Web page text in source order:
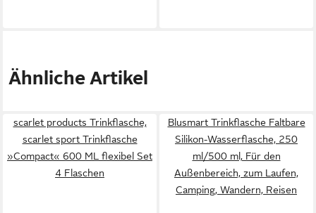
Ähnliche Artikel
scarlet products Trinkflasche,
scarlet sport Trinkflasche
»Compact« 600 ML flexibel Set
4 Flaschen
Blusmart Trinkflasche Faltbare
Silikon-Wasserflasche, 250
ml/500 ml, Für den
Außenbereich, zum Laufen,
Camping, Wandern, Reisen